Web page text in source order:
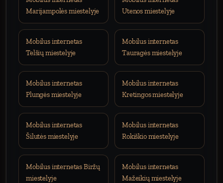
Marijampolės miestelyje
Utenos miestelyje
Mobilus internetas
Telšių miestelyje
Mobilus internetas
Tauragės miestelyje
Mobilus internetas
Plungės miestelyje
Mobilus internetas
Kretingos miestelyje
Mobilus internetas
Šilutės miestelyje
Mobilus internetas
Rokiškio miestelyje
Mobilus internetas Biržų
miestelyje
Mobilus internetas
Mažeikių miestelyje